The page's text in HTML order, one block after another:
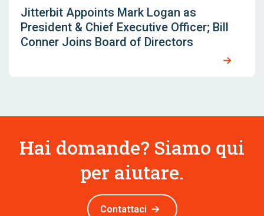
Jitterbit Appoints Mark Logan as
President & Chief Executive Officer; Bill
Conner Joins Board of Directors
Hai domande? Siamo qui
per aiutare.
Contattaci